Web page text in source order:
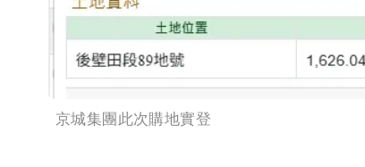
京城集團此次購地實登